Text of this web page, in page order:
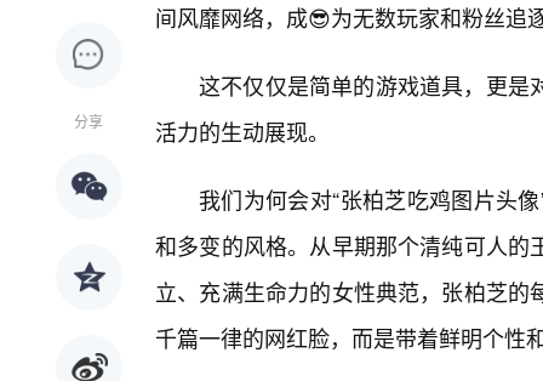
分享
间风靡网络，成😎为无数玩家和粉丝追
这不仅仅是简单的游戏道具，更是
活力的生动展现。
我们为何会对“张柏芝吃鸡图片头
和多变的风格。从早期那个清纯可人
立、充满生命力的女性典范，张柏芝
千篇一律的网红脸，而是带着鲜明个性